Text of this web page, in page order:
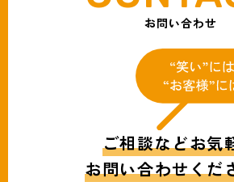
お問い合わせ
ご相談などお気
お問い合わせくだ